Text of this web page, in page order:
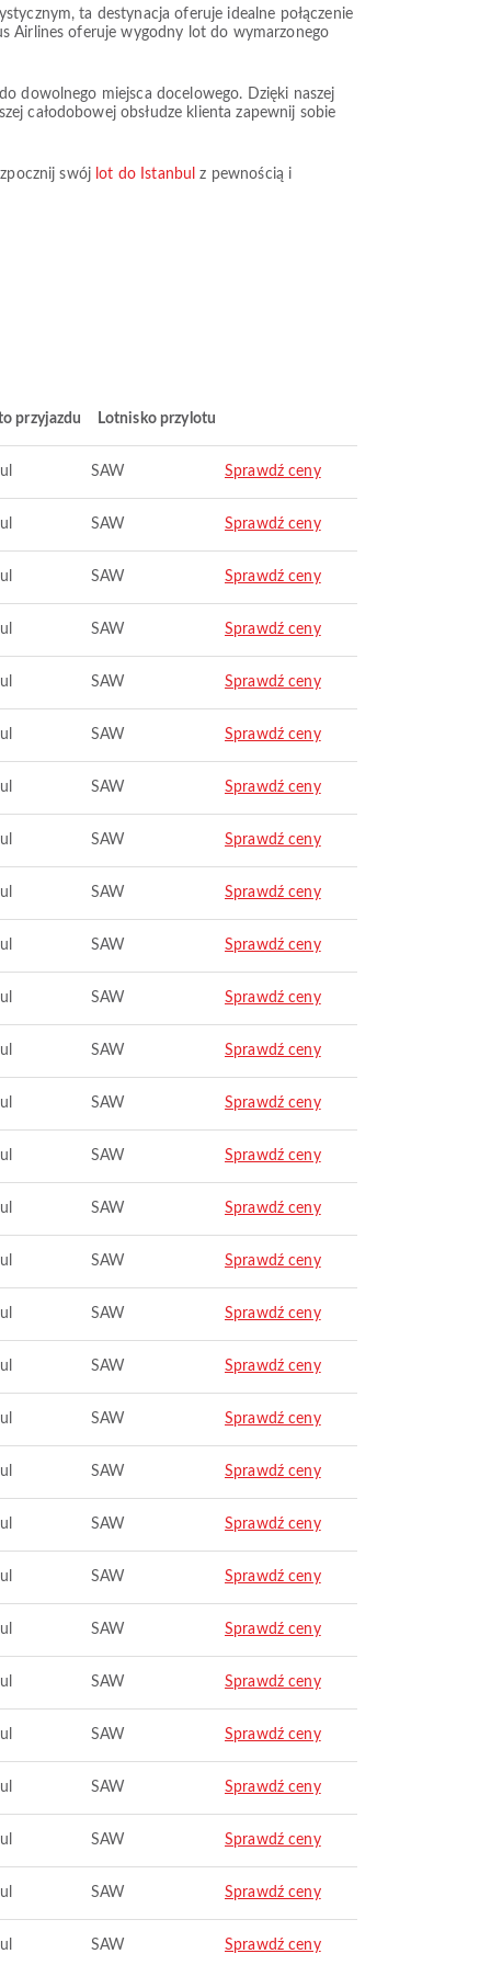
ta destynacja oferuje idealne połączenie
Airlines oferuje wygodny lot do wymarzonego
dowolnego miejsca docelowego. Dzięki naszej
całodobowej obsłudze klienta zapewnij sobie
swój lot do Istanbul z pewnością i
przyjazdu Lotnisko przylotu
SAW Sprawdź ceny
SAW Sprawdź ceny
SAW Sprawdź ceny
SAW Sprawdź ceny
SAW Sprawdź ceny
SAW Sprawdź ceny
SAW Sprawdź ceny
SAW Sprawdź ceny
SAW Sprawdź ceny
SAW Sprawdź ceny
SAW Sprawdź ceny
SAW Sprawdź ceny
SAW Sprawdź ceny
SAW Sprawdź ceny
SAW Sprawdź ceny
SAW Sprawdź ceny
SAW Sprawdź ceny
SAW Sprawdź ceny
SAW Sprawdź ceny
SAW Sprawdź ceny
SAW Sprawdź ceny
SAW Sprawdź ceny
SAW Sprawdź ceny
SAW Sprawdź ceny
SAW Sprawdź ceny
SAW Sprawdź ceny
SAW Sprawdź ceny
SAW Sprawdź ceny
SAW Sprawdź ceny